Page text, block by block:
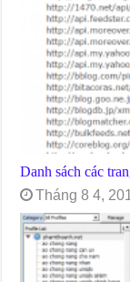
Danh sách các
Tháng 8 4,